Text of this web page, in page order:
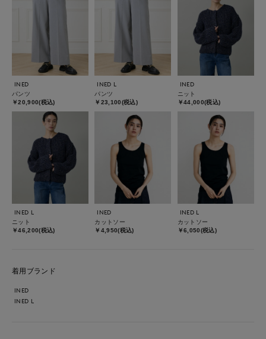
INED
パンツ
￥20,900(税込)
INED L
パンツ
￥23,100(税込)
INED
ニット
￥44,000(税込)
INED L
ニット
￥46,200(税込)
INED
カットソー
￥4,950(税込)
INED L
カットソー
￥6,050(税込)
着用ブランド
INED
INED L